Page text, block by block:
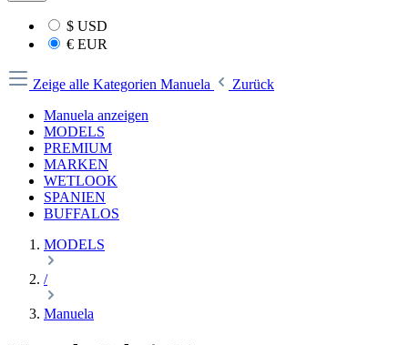
$ USD
€ EUR
Zeige alle Kategorien Manuela
Zurück
Manuela anzeigen
MODELS
PREMIUM
MARKEN
WETLOOK
SPANIEN
BUFFALOS
MODELS
/
Manuela